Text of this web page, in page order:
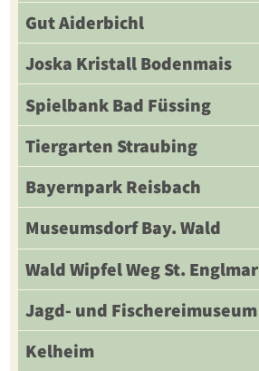
Gut Aiderbichl
Joska Kristall Bodenmais
Spielbank Bad Füssing
Tiergarten Straubing
Bayernpark Reisbach
Museumsdorf Bay. Wald
Wald Wipfel Weg St. Englmar
Jagd- und Fischereimuseum
Kelheim